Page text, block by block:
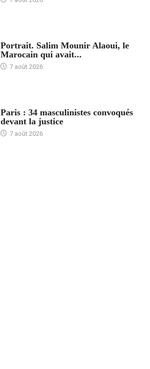
Portrait. Salim Mounir Alaoui, le
Marocain qui avait...
7 août 2026
Paris : 34 masculinistes convoqués
devant la justice
7 août 2026